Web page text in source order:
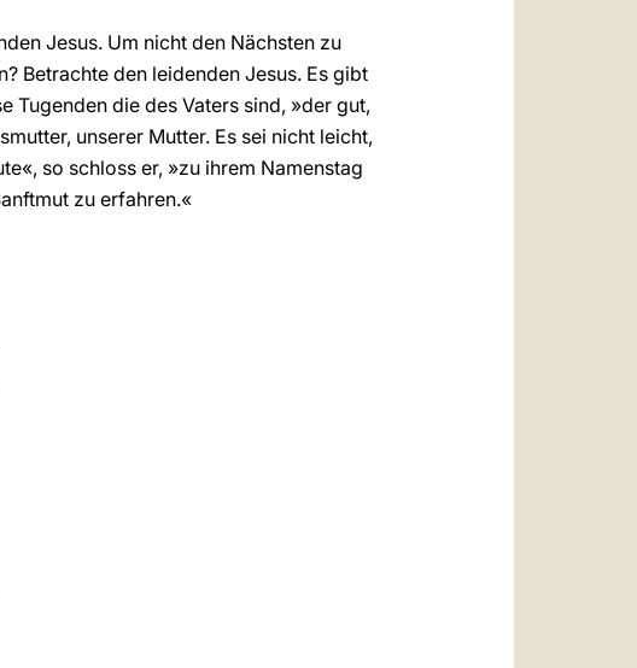
Jesus. Um nicht den Nächsten zu
Betrachte den leidenden Jesus. Es gibt
Tugenden die des Vaters sind, »der gut,
unserer Mutter. Es sei nicht leicht,
so schloss er, »zu ihrem Namenstag
zu erfahren.«